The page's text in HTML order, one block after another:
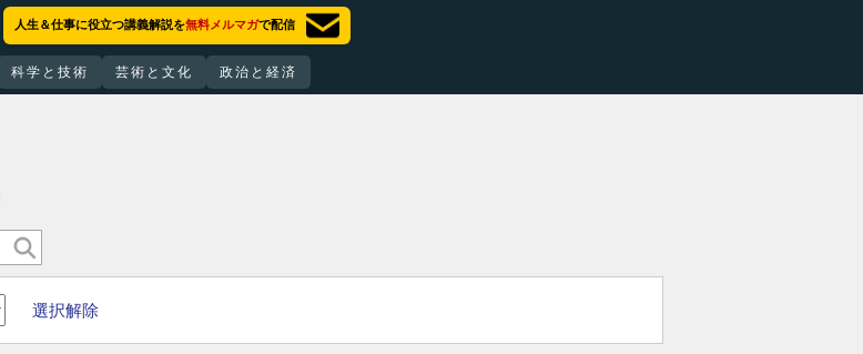
人生＆仕事に役立つ講義解説を無料メルマガで配信
科学と技術 芸術と文化 政治と経済
選択解除